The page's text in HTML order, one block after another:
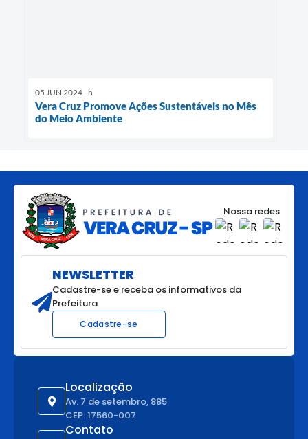
05 JUN 2024 - h
Vera Cruz Promove Ações Sustentáveis no Mês
do Meio Ambiente
Localização
Av. 7 de setembro, 885
CEP: 17560-007
Contato
Nossa redes
NEWSLETTER
Cadastre-se e receba os informativos da
Prefeitura
Cadastre-se